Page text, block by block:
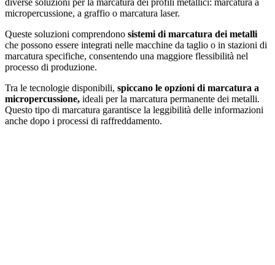
diverse soluzioni per la marcatura dei profili metallici: marcatura a
micropercussione, a graffio o marcatura laser.
Queste soluzioni comprendono sistemi di marcatura dei metalli
che possono essere integrati nelle macchine da taglio o in stazioni di
marcatura specifiche, consentendo una maggiore flessibilità nel
processo di produzione.
Tra le tecnologie disponibili, spiccano le opzioni di marcatura a
micropercussione, ideali per la marcatura permanente dei metalli.
Questo tipo di marcatura garantisce la leggibilità delle informazioni
anche dopo i processi di raffreddamento.